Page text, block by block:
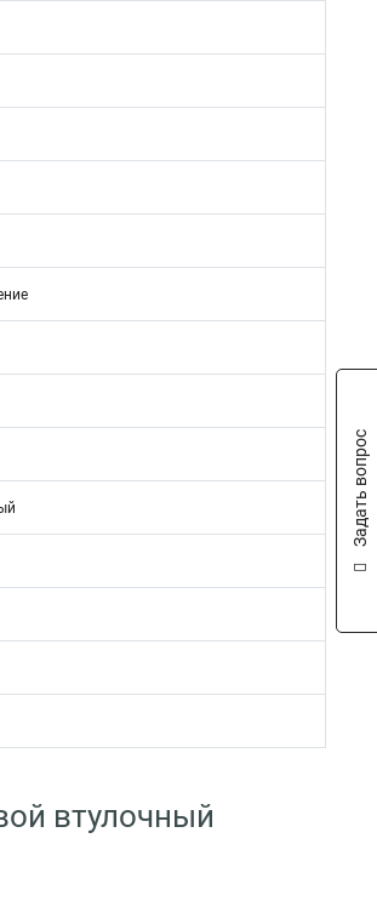
втулочный
Задать вопрос